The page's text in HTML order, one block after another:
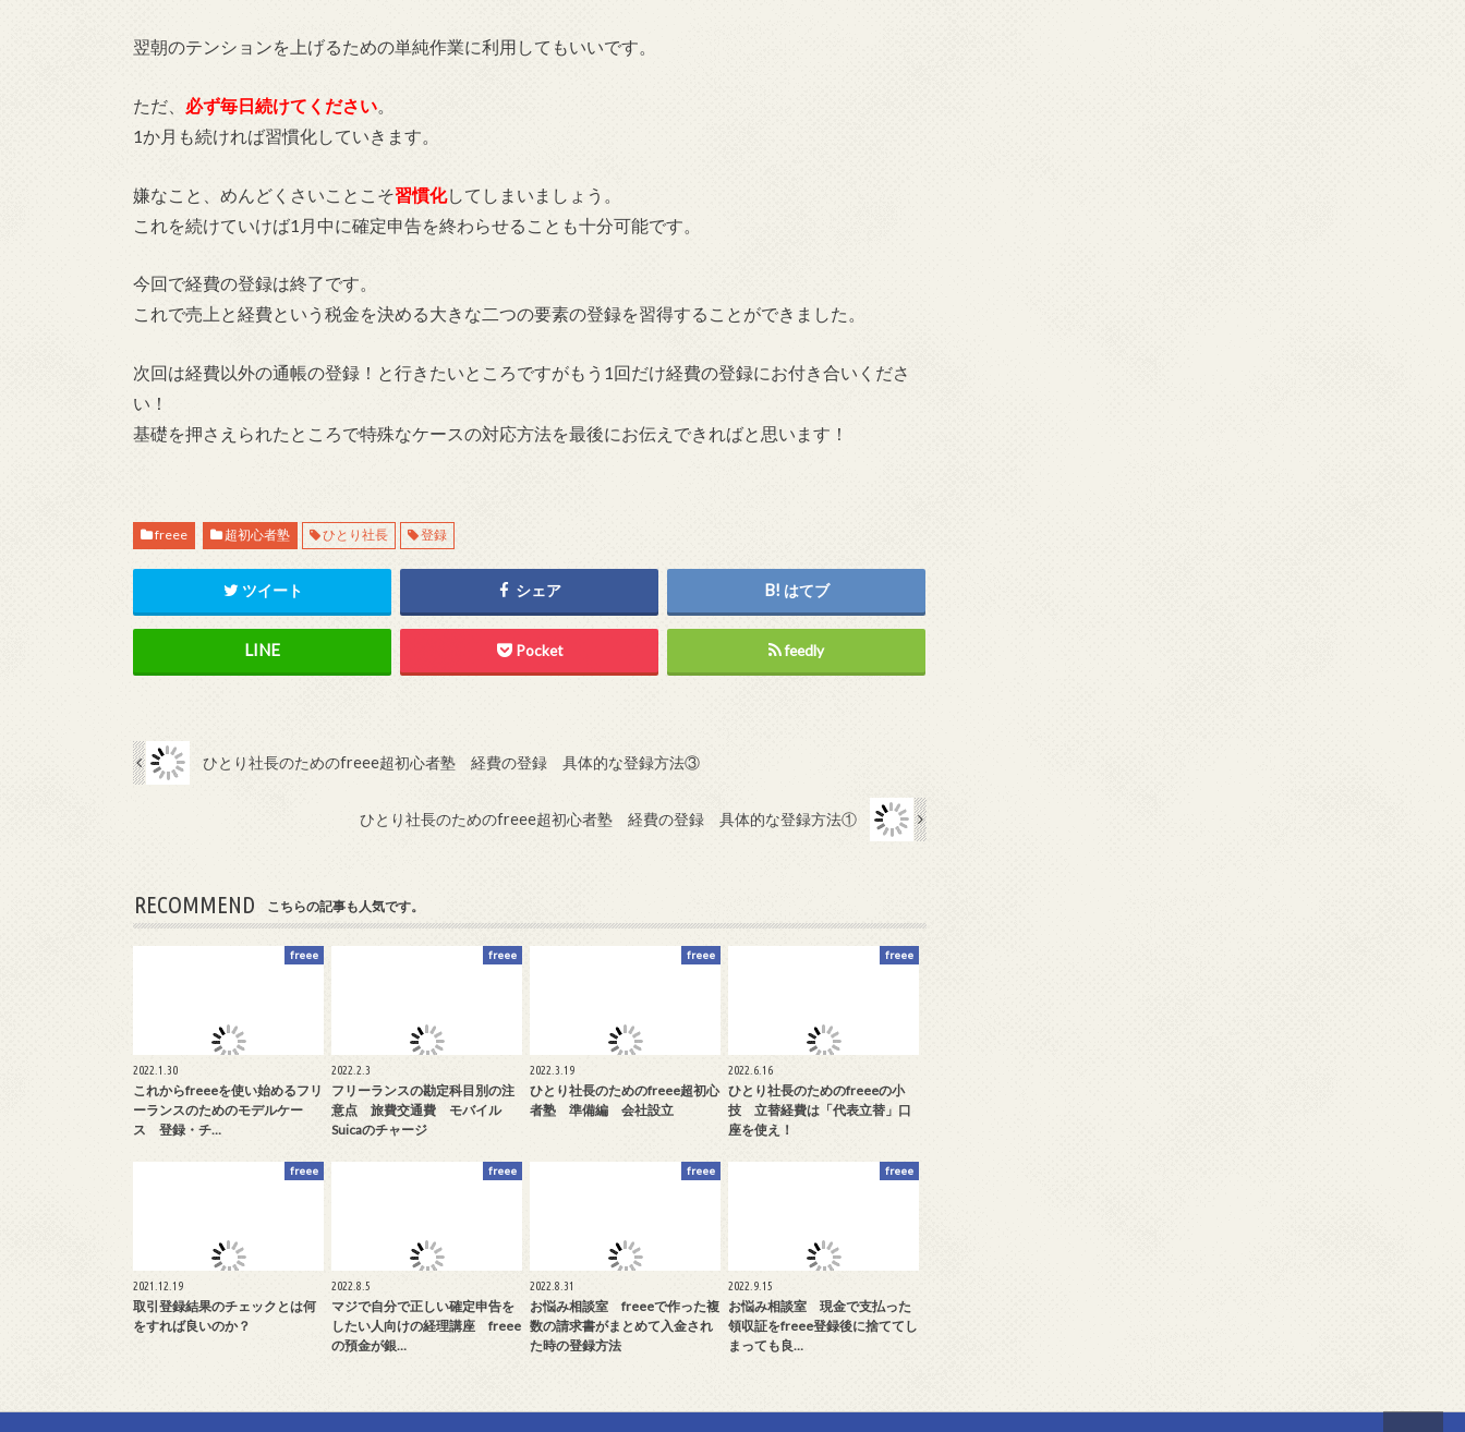
翌朝のテンションを上げるための単純作業に利用してもいいです。
ただ、 必ず毎日続けてください。
1か月も続ければ習慣化していきます。
嫌なこと、めんどくさいことこそ習慣化してしまいましょう。
これを続けていけば1月中に確定申告を終わらせることも十分可能です。
今回で経費の登録は終了です。
これで売上と経費という税金を決める大きな二つの要素の登録を習得することができました。
次回は経費以外の通帳の登録！と行きたいところですがもう1回だけ経費の登録にお付き合いくださ
い！
基礎を押さえられたところで特殊なケースの対応方法を最後にお伝えできればと思います！
freee 超初心者塾 ひとり社長 登録
ツイート シェア はてブ
Pocket feedly
ひとり社長のためのfreee超初心者塾 経費の登録 具体的な登録方法③
ひとり社長のためのfreee超初心者塾 経費の登録 具体的な登録方法①
RECOMMEND こちらの記事も人気です。
freee
2022.1.30
これからfreeeを使い始めるフリ
ーランスのためのモデルケー
ス 登録・チ…
freee
2022.2.3
フリーランスの勘定科目別の注
意点 旅費交通費 モバイル
Suicaのチャージ
freee
2022.3.19
ひとり社長のためのfreee超初心
者塾 準備編 会社設立
freee
2022.6.16
ひとり社長のためのfreeeの小
技 立替経費は「代表立替」口
座を使え！
freee
2021.12.19
取引登録結果のチェックとは何
をすれば良いのか？
freee
2022.8.5
マジで自分で正しい確定申告を
したい人向けの経理講座 freee
の預金が銀…
freee
2022.8.31
お悩み相談室 freeeで作った複
数の請求書がまとめて入金され
た時の登録方法
freee
2022.9.15
お悩み相談室 現金で支払った
領収証をfreee登録後に捨ててし
まっても良…